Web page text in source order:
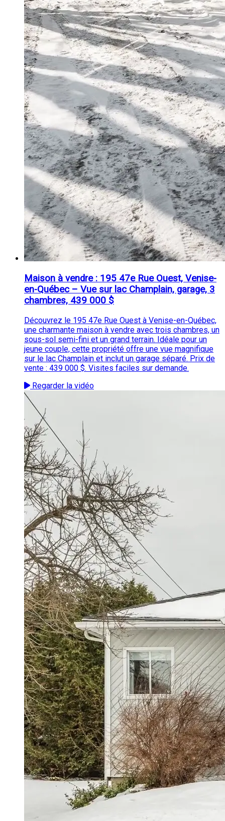
Maison à vendre : 195 47e Rue Ouest, Venise-
en-Québec – Vue sur lac Champlain, garage, 3
chambres, 439 000 $
Découvrez le 195 47e Rue Ouest à Venise-en-Québec,
une charmante maison à vendre avec trois chambres, un
sous-sol semi-fini et un grand terrain. Idéale pour un
jeune couple, cette propriété offre une vue magnifique
sur le lac Champlain et inclut un garage séparé. Prix de
vente : 439 000 $. Visites faciles sur demande.
Regarder la vidéo